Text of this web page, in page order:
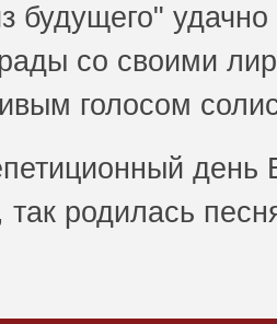
будущего"
со своими
голосом
день
родилась